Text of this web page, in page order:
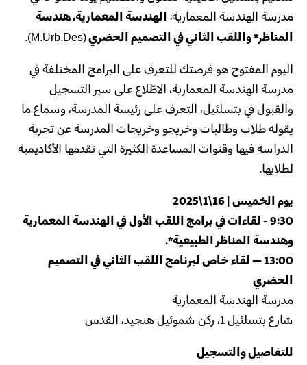
مدرسة الهندسة المعمارية: الهندسة المعمارية، هندسة
المناظر*واللقب الثاني في التصميم الحضري(M.Urb.Des).
اليوم المفتوح هو فرصتك للتعرف على البرامج المختلفة في
مدرسة الهندسة المعمارية، الاطّلاع على سير التسجيل
والقبول في بتسلئيل، التعرف على رئيسة المدرسة، وسماع ما
يقوله طلاب وطالبات وخريجو وخريجات المدرسة عن تجربة
الدراسة فيها وقنوات المساعدة الكثيرة التي تقدمها الأكاديمية
لطلابها.
يوم الخميس| 16\1\2025
9:30 - لقاءات في برامج اللقب الأول في الهندسة المعمارية
وهندسة المناظر الطبيعية*.
13:00 – لقاء خاص لبرنامج اللقب الثاني في التصميم
الحضري
مدرسة الهندسة المعمارية
شارع بتسلئيل 1، ركن شموئيل هنجيد، القدس
للتفاصيل والتسجيل